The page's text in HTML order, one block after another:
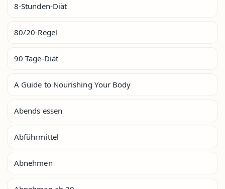
8-Stunden-Diät
80/20-Regel
90 Tage-Diät
A Guide to Nourishing Your Body
Abends essen
Abführmittel
Abnehmen